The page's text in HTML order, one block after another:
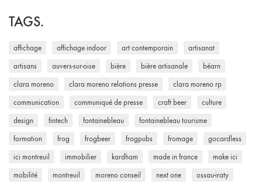
TAGS.
affichage affichage indoor art contemporain artisanat
artisans auvers-sur-oise bière bière artisanale béarn
clara moreno clara moreno relations presse clara moreno rp
communication communiqué de presse craft beer culture
design fintech fontainebleau fontainebleau tourisme
formation frog frogbeer frogpubs fromage gocardless
ici montreuil immobilier kardham made in france make ici
mobilité montreuil moreno conseil next one ossau-iraty